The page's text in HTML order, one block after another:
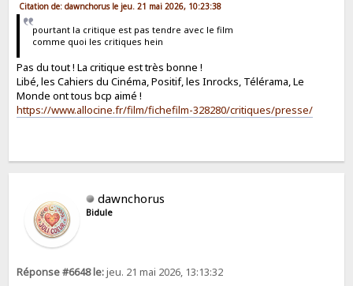
Citation de: dawnchorus le jeu. 21 mai 2026, 10:23:38
pourtant la critique est pas tendre avec le film
comme quoi les critiques hein
Pas du tout ! La critique est très bonne !
Libé, les Cahiers du Cinéma, Positif, les Inrocks, Télérama, Le
Monde ont tous bcp aimé !
https://www.allocine.fr/film/fichefilm-328280/critiques/presse/
dawnchorus
Bidule
Réponse #6648 le:jeu. 21 mai 2026, 13:13:32